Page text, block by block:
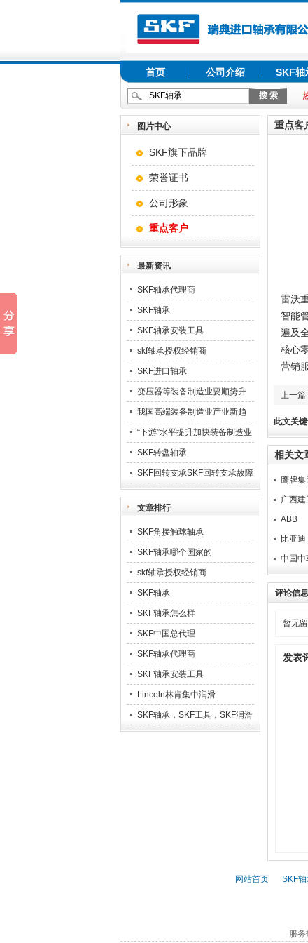
首页 公司介绍 SKF轴
图片中心
SKF旗下品牌
荣誉证书
公司形象
重点客户
最新资讯
SKF轴承代理商
SKF轴承
SKF轴承安装工具
skf轴承授权经销商
SKF进口轴承
变压器等装备制造业要顺势升
级23
我国高端装备制造业产业新趋
势
“下游”水平提升加快装备制造业
业发展
SKF转盘轴承
SKF回转支承SKF回转支承故障
排除
文章排行
SKF角接触球轴承
SKF轴承哪个国家的
skf轴承授权经销商
SKF轴承
SKF轴承怎么样
SKF中国总代理
SKF轴承代理商
SKF轴承安装工具
Lincoln林肯集中润滑
SKF轴承，SKF工具，SKF润滑
系统
重点客
雷沃
智能
遍及
核心
营销
上一篇
此文关键
相关文
鹰牌集
广西建
ABB
比亚迪
中国中
评论信息
暂无留
发表
网站首页 SKF轴
服